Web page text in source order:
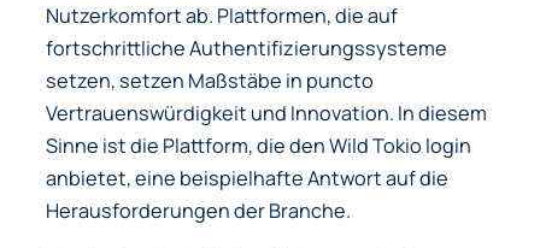
Nutzerkomfort ab. Plattformen, die auf
fortschrittliche Authentifizierungssysteme
setzen, setzen Maßstäbe in puncto
Vertrauenswürdigkeit und Innovation. In diesem
Sinne ist die Plattform, die den Wild Tokio login
anbietet, eine beispielhafte Antwort auf die
Herausforderungen der Branche.